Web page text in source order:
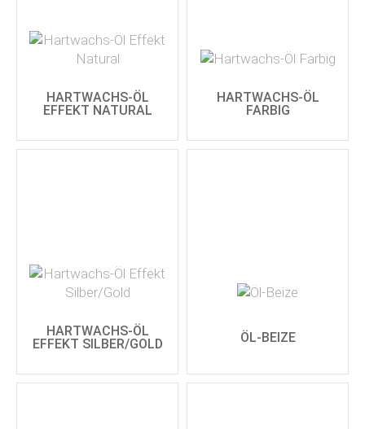
HARTWACHS-ÖL
EFFEKT NATURAL
HARTWACHS-ÖL
FARBIG
HARTWACHS-ÖL
EFFEKT SILBER/GOLD
ÖL-BEIZE